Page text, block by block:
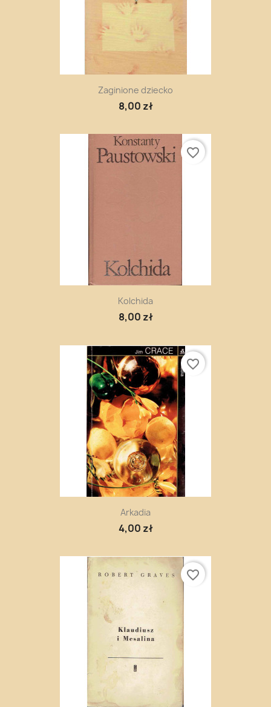
Zaginione dziecko
8,00 zł
Kolchida
8,00 zł
favorite_border
Arkadia
4,00 zł
favorite_border
favorite_border